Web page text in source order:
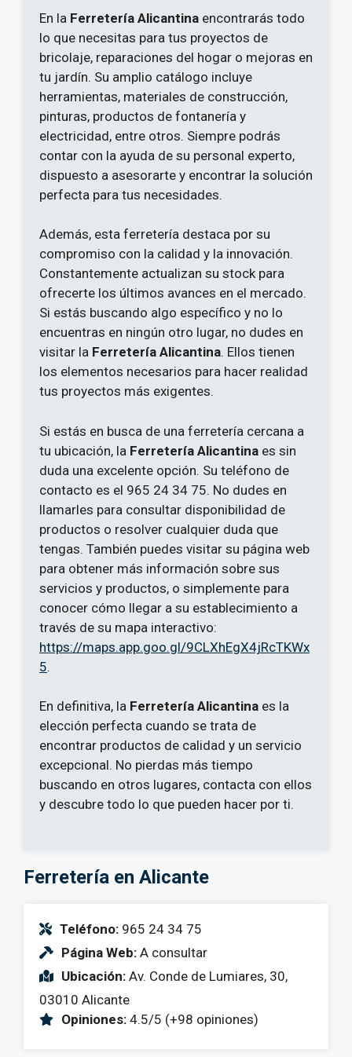
En la Ferretería Alicantina encontrarás todo
lo que necesitas para tus proyectos de
bricolaje, reparaciones del hogar o mejoras en
tu jardín. Su amplio catálogo incluye
herramientas, materiales de construcción,
pinturas, productos de fontanería y
electricidad, entre otros. Siempre podrás
contar con la ayuda de su personal experto,
dispuesto a asesorarte y encontrar la solución
perfecta para tus necesidades.
Además, esta ferretería destaca por su
compromiso con la calidad y la innovación.
Constantemente actualizan su stock para
ofrecerte los últimos avances en el mercado.
Si estás buscando algo específico y no lo
encuentras en ningún otro lugar, no dudes en
visitar la Ferretería Alicantina. Ellos tienen
los elementos necesarios para hacer realidad
tus proyectos más exigentes.
Si estás en busca de una ferretería cercana a
tu ubicación, la Ferretería Alicantina es sin
duda una excelente opción. Su teléfono de
contacto es el 965 24 34 75. No dudes en
llamarles para consultar disponibilidad de
productos o resolver cualquier duda que
tengas. También puedes visitar su página web
para obtener más información sobre sus
servicios y productos, o simplemente para
conocer cómo llegar a su establecimiento a
través de su mapa interactivo:
https://maps.app.goo.gl/9CLXhEgX4jRcTKWx
5.
En definitiva, la Ferretería Alicantina es la
elección perfecta cuando se trata de
encontrar productos de calidad y un servicio
excepcional. No pierdas más tiempo
buscando en otros lugares, contacta con ellos
y descubre todo lo que pueden hacer por ti.
Ferretería en Alicante
Teléfono: 965 24 34 75
Página Web: A consultar
Ubicación: Av. Conde de Lumiares, 30,
03010 Alicante
Opiniones: 4.5/5 (+98 opiniones)